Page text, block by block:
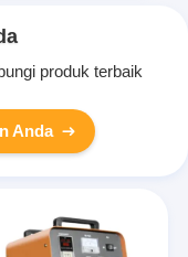
produk terbaik
Anda